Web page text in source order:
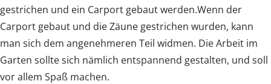
gestrichen und ein Carport gebaut werden.Wenn der
Carport gebaut und die Zäune gestrichen wurden, kann
man sich dem angenehmeren Teil widmen. Die Arbeit im
Garten sollte sich nämlich entspannend gestalten, und soll
vor allem Spaß machen.